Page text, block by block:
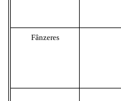
Fânzeres